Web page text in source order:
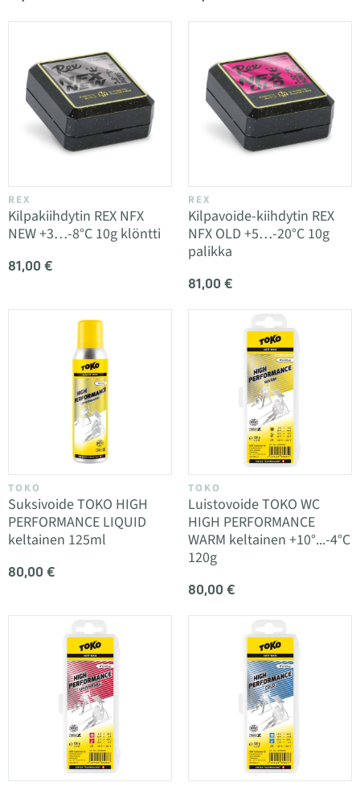
REX
Kilpakiihdytin REX NFX
NEW +3…-8°C 10g klöntti
81,00 €
REX
Kilpavoide-kiihdytin REX
NFX OLD +5…-20°C 10g
palikka
81,00 €
TOKO
Suksivoide TOKO HIGH
PERFORMANCE LIQUID
keltainen 125ml
80,00 €
TOKO
Luistovoide TOKO WC
HIGH PERFORMANCE
WARM keltainen +10°...-4°C
120g
80,00 €